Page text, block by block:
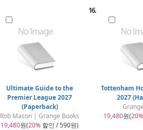
Ultimate Guide to the
Premier League 2027
(Paperback)
Rob Mason | Grange Books
19,480원(20% 할인 / 590원)
16.
Tottenham
2027
19,480원(20%